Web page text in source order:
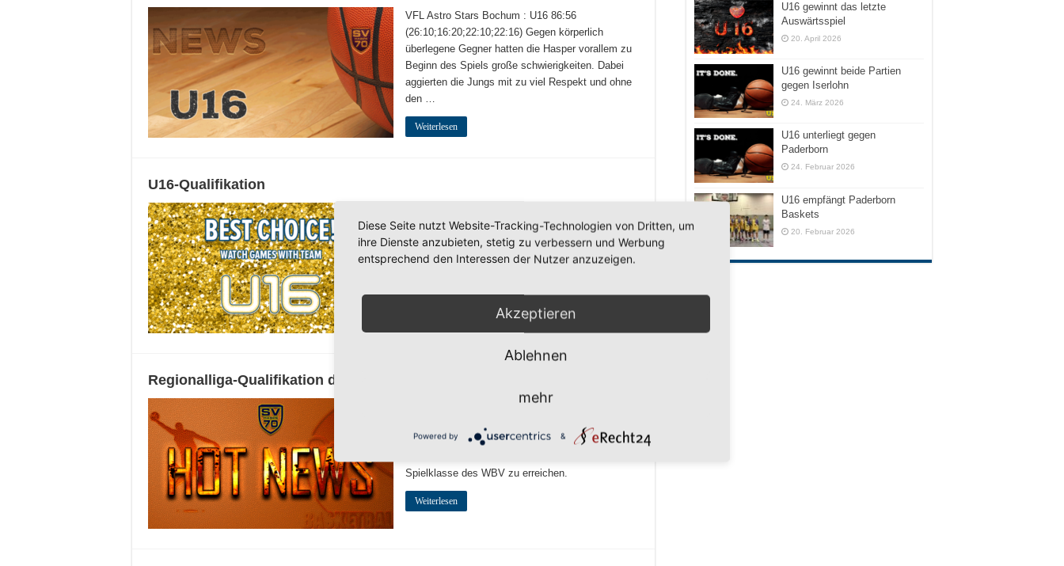
VFL Astro Stars Bochum : U16 86:56
(26:10;16:20;22:10;22:16) Gegen körperlich
überlegene Gegner hatten die Hasper vorallem zu
Beginn des Spiels große schwierigkeiten. Dabei
aggierten die Jungs mit zu viel Respekt und ohne
den …
Weiterlesen
U16-Qualifikation
U16-1 an. Es geht zur Qualli nach Köln. Dort wird
man zwei Spiele bestreiten und um die
Regionalliga spielen. Vorallem aber dient dies als
Regionalliga-Qualifikation der Jugend
Sowohl die u16 als auch die u18 der
Qualifikationsrunden für die Jugendregionalliga und
Spielklasse des WBV zu erreichen.
Weiterlesen
U16 gewinnt das letzte
Auswärtsspiel
20. April 2026
U16 gewinnt beide Partien
gegen Iserlohn
24. März 2026
U16 unterliegt gegen
Paderborn
24. Februar 2026
U16 empfängt Paderborn
Baskets
20. Februar 2026
Diese Seite nutzt Website-Tracking-Technologien von Dritten, um
ihre Dienste anzubieten, stetig zu verbessern und Werbung
entsprechend den Interessen der Nutzer anzuzeigen.
Akzeptieren
Ablehnen
mehr
Powered by &